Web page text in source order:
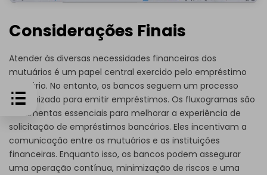
Considerações Finais
Atender às diversas necessidades financeiras dos
mutuários é um papel central exercido pelo empréstimo
bancário. No entanto, os bancos seguem um processo
padronizado para emitir empréstimos. Os fluxogramas são
ferramentas essenciais para melhorar a experiência de
solicitação de empréstimos bancários. Eles incentivam a
comunicação entre os mutuários e as instituições
financeiras. Enquanto isso, os bancos podem assegurar
uma operação contínua, minimização de riscos e uma